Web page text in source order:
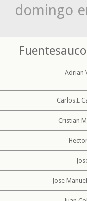
domingo
Adrian
Carlos.E
Cristian
Jose